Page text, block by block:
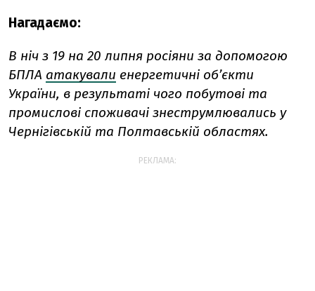
Нагадаємо:
В ніч з 19 на 20 липня росіяни за допомогою
БПЛА атакували енергетичні обʼєкти
України, в результаті чого побутові та
промислові споживачі знеструмлювались у
Чернігівській та Полтавській областях.
РЕКЛАМА: